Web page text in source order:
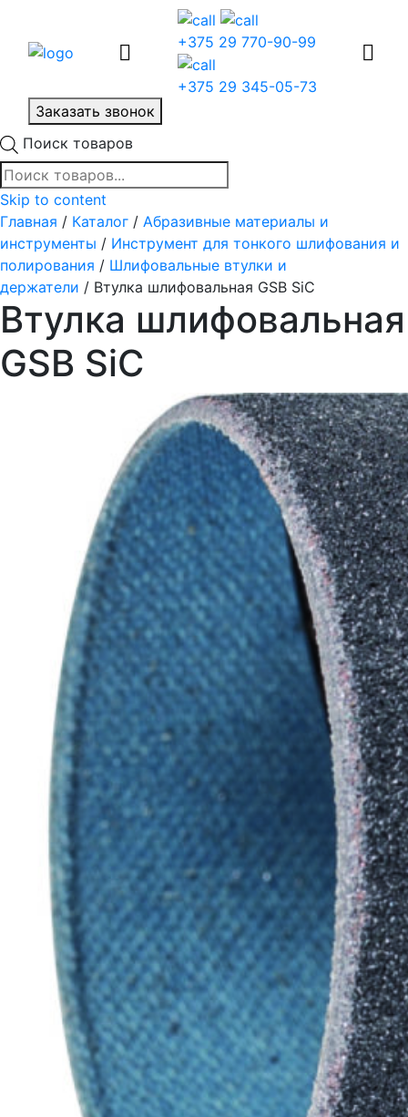
+375 29 770-90-99
+375 29 345-05-73
Заказать звонок
Поиск товаров
Skip to content
Главная / Каталог / Абразивные материалы и
инструменты / Инструмент для тонкого шлифования и
полирования / Шлифовальные втулки и
держатели / Втулка шлифовальная GSB SiC
Втулка шлифовальная
GSB SiC